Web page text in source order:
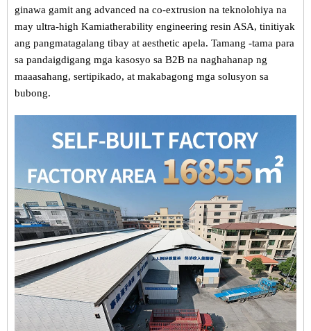
ginawa gamit ang advanced na co-extrusion na teknolohiya na
may ultra-high Kamiatherability engineering resin ASA, tinitiyak
ang pangmatagalang tibay at aesthetic apela. Tamang -tama para
sa pandaigdigang mga kasosyo sa B2B na naghahanap ng
maaasahang, sertipikado, at makabagong mga solusyon sa
bubong.